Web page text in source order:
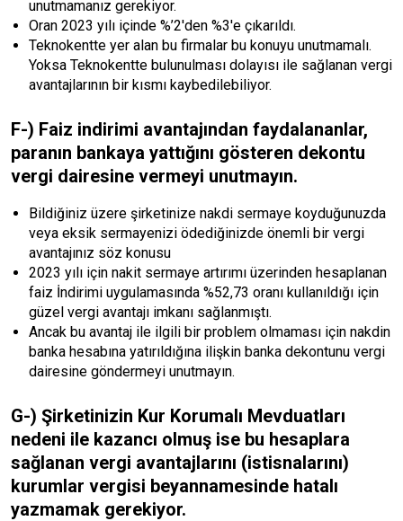
unutmamanız gerekiyor.
Oran 2023 yılı içinde %’2'den %3'e çıkarıldı.
Teknokentte yer alan bu firmalar bu konuyu unutmamalı.
Yoksa Teknokentte bulunulması dolayısı ile sağlanan vergi
avantajlarının bir kısmı kaybedilebiliyor.
F-) Faiz indirimi avantajından faydalananlar,
paranın bankaya yattığını gösteren dekontu
vergi dairesine vermeyi unutmayın.
Bildiğiniz üzere şirketinize nakdi sermaye koyduğunuzda
veya eksik sermayenizi ödediğinizde önemli bir vergi
avantajınız söz konusu
2023 yılı için nakit sermaye artırımı üzerinden hesaplanan
faiz İndirimi uygulamasında %52,73 oranı kullanıldığı için
güzel vergi avantajı imkanı sağlanmıştı.
Ancak bu avantaj ile ilgili bir problem olmaması için nakdin
banka hesabına yatırıldığına ilişkin banka dekontunu vergi
dairesine göndermeyi unutmayın.
G-) Şirketinizin Kur Korumalı Mevduatları
nedeni ile kazancı olmuş ise bu hesaplara
sağlanan vergi avantajlarını (istisnalarını)
kurumlar vergisi beyannamesinde hatalı
yazmamak gerekiyor.